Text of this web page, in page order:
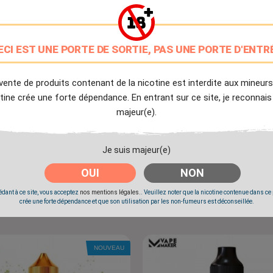
EST UNE PORTE DE SORTIE, PAS UNE PORTE
de produits contenant de la nicotine est interdite aux
crée une forte dépendance. En entrant sur ce site, je
majeur(e).
Je suis majeur(e)
OUI NON
à ce site, vous acceptez nos mentions légales.
. Veuillez noter que la nicotine contenue dans
crée une forte dépendance et que son utilisation par les non-fumeurs est déconseillée.
Zia 100ml - K-Fuel
NOUVEAU
Prix
19,90 €
Framboise Bleue Myrtille Cerise
100ml - Frozen Beast De
Prix
24,90 €
NOUVEAU